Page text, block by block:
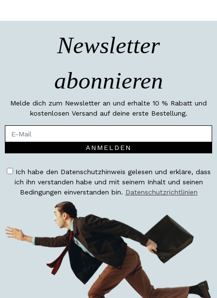
Newsletter
abonnieren
Melde dich zum Newsletter an und erhalte 10 % Rabatt und
kostenlosen Versand auf deine erste Bestellung.
ANMELDEN
Ich habe den Datenschutzhinweis gelesen und erkläre, dass
ich ihn verstanden habe und mit seinem Inhalt und seinen
Bedingungen einverstanden bin. Datenschutzrichtlinien